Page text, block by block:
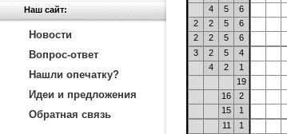
Наш сайт:
Новости
Вопрос-ответ
Нашли опечатку?
Идеи и предложения
Обратная связь
4
5
6
2
2 5
6
2
2 5
6
3
2 5
4
4
2
1
19
16
2
15
1
11
1